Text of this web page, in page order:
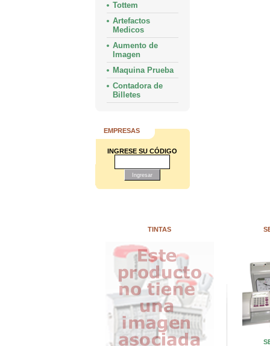
Tottem
Artefactos
Medicos
Aumento de
Imagen
Maquina Prueba
Contadora de
Billetes
EMPRESAS
INGRESE SU CÓDIGO
TINTAS